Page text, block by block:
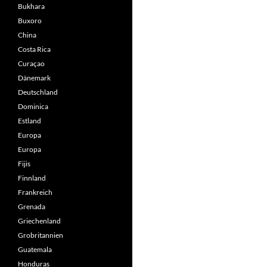
Bukhara
Buxoro
China
Costa Rica
Curaçao
Dänemark
Deutschland
Dominica
Estland
Europa
Europa
Fijis
Finnland
Frankreich
Grenada
Griechenland
Grobritannien
Guatemala
Honduras